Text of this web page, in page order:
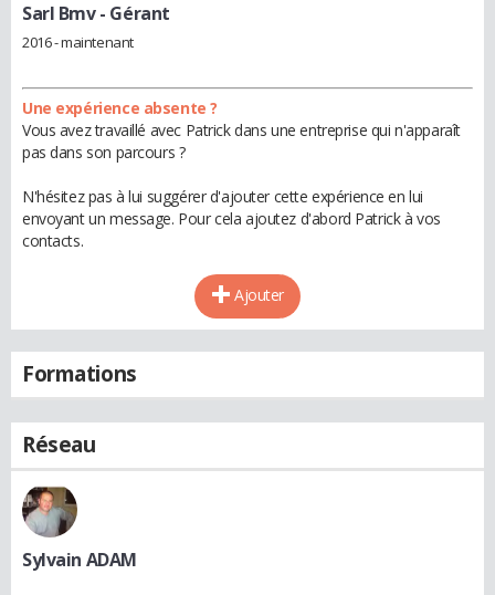
Sarl Bmv- Gérant
2016 - maintenant
Une expérience absente ?
Vous avez travaillé avec Patrick dans une entreprise qui n'apparaît
pas dans son parcours ?
N'hésitez pas à lui suggérer d'ajouter cette expérience en lui
envoyant un message. Pour cela ajoutez d'abord Patrick à vos
contacts.
Ajouter
Formations
Réseau
Sylvain ADAM